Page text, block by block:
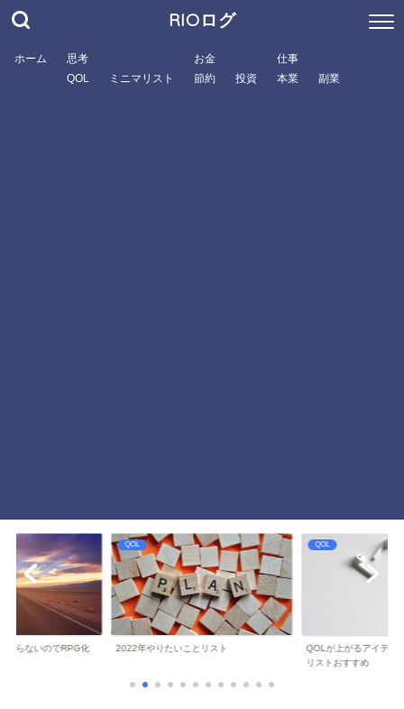
RIOログ
ホーム
思考
QOL
ミニマリスト
お金
節約
投資
仕事
本業
副業
リスト
QOL
QOLが上がるアイテムランキング ミニマ
QOL
モーニングルーティー
慣 QOL爆上がり